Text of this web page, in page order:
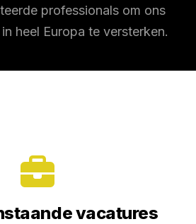
professionals om ons
heel Europa te versterken.
vacatures